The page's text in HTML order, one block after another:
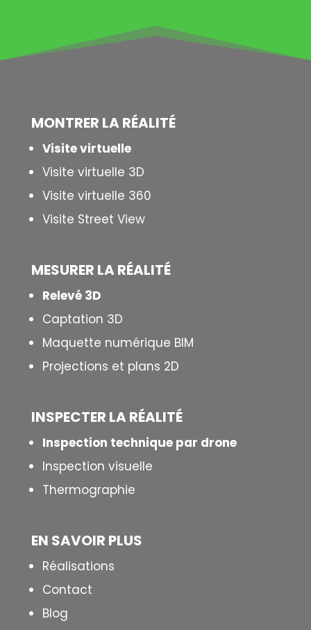
MONTRER LARÉALITÉ
Visite virtuelle
Visite virtuelle 3D
Visite virtuelle 360
Visite Street View
MESURER LARÉALITÉ
Relevé 3D
Captation 3D
Maquette numérique BIM
Projections et plans 2D
INSPECTER LA RÉALITÉ
Inspection technique par drone
Inspection visuelle
Thermographie
EN SAVOIR PLUS
Réalisations
Contact
Blog